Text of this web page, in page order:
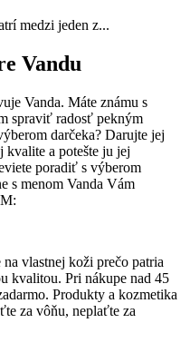
medzi jeden z...
Vandu
Vanda. Máte známu s
spraviť radosť pekným
darčeka? Darujte jej
a potešte ju jej
poradiť s výberom
s menom Vanda Vám
vlastnej koži prečo patria
kvalitou. Pri nákupe nad 45
Produkty a kozmetika
za vôňu, neplaťte za